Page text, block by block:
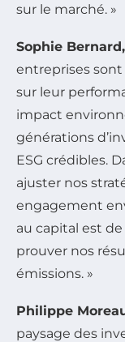
sur le marché. »
Sophie
entreprises
sur leur
impact
générations
ESG crédibles.
ajuster nos
engagement
au capital est
prouver nos
émissions. »
Philippe
paysage des